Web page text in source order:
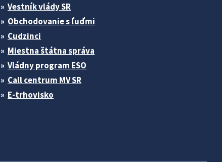
Vestník vlády SR
Obchodovanie s ľuďmi
Cudzinci
Miestna štátna správa
Vládny program ESO
Call centrum MV SR
E-trhovisko